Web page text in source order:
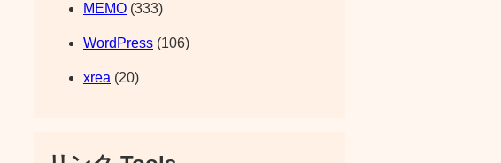
MEMO (333)
WordPress (106)
xrea (20)